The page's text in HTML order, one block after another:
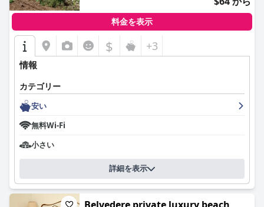
料金を表示
$ +3
情報
カテゴリー
安い
無料Wi-Fi
小さい
詳細を表示